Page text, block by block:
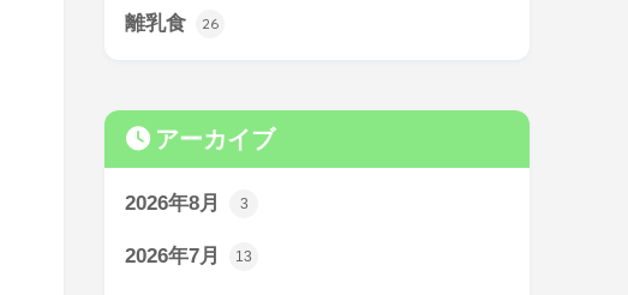
離乳食 26
アーカイブ
2026年8月 3
2026年7月 13